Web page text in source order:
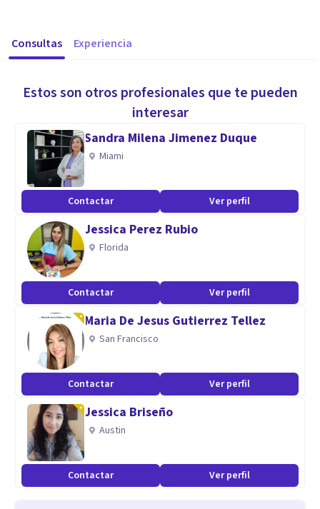
Consultas Experiencia
Estos son otros profesionales que te pueden
interesar
Sandra Milena Jimenez Duque
Miami
Contactar Ver perfil
Jessica Perez Rubio
Florida
Contactar Ver perfil
Maria De Jesus Gutierrez Tellez
San Francisco
Contactar Ver perfil
Jessica Briseño
Austin
Contactar Ver perfil